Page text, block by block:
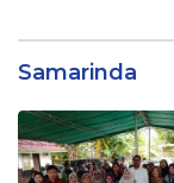
Samarinda